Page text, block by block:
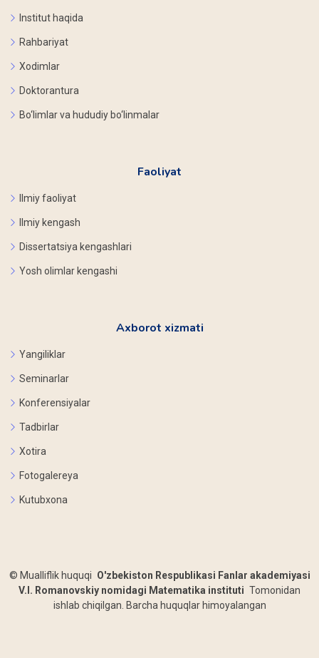
Institut haqida
Rahbariyat
Xodimlar
Doktorantura
Bo‘limlar va hududiy bo‘linmalar
Faoliyat
Ilmiy faoliyat
Ilmiy kengash
Dissertatsiya kengashlari
Yosh olimlar kengashi
Axborot xizmati
Yangiliklar
Seminarlar
Konferensiyalar
Tadbirlar
Xotira
Fotogalereya
Kutubxona
© Mualliflik huquqi O'zbekiston Respublikasi Fanlar akademiyasi
V.I. Romanovskiy nomidagi Matematika instituti Tomonidan
ishlab chiqilgan. Barcha huquqlar himoyalangan